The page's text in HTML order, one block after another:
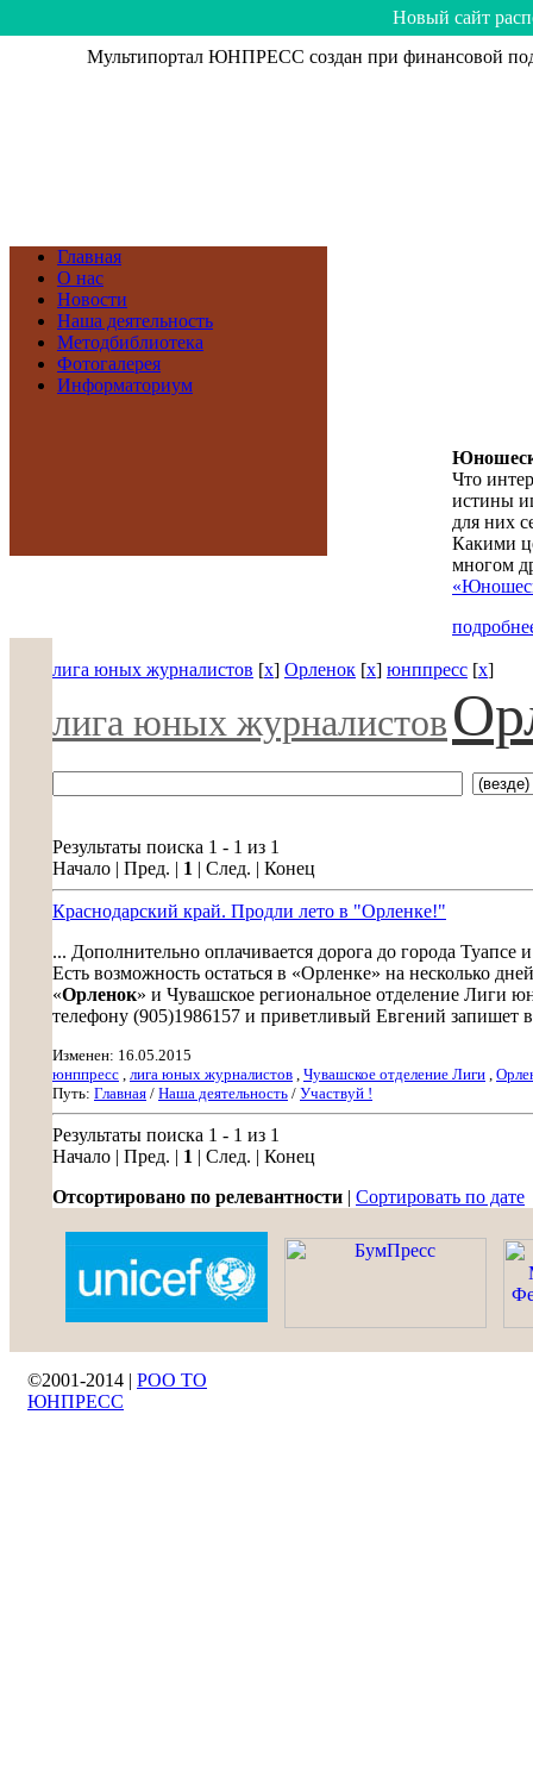
Hoвый caйт
Мультипортал ЮНПРЕСС создан при финансовой
Главная
О нас
Новости
Наша деятельность
Методбиблиотека
Фотогалерея
Информаториум
Что
истины
для них
Какими
многом
лига юных журналистов [x] Орленок [x] юнппресс [x]
лига юных журналистов
Результаты поиска 1 - 1 из 1
Начало | Пред. | 1 | След. | Конец
Краснодарский край. Продли лето в "Орленке!"
... Дополнительно оплачивается дорога до города Туапсе
Есть возможность остаться в «Орленке» на несколько
«Орленок» и Чувашское региональное отделение Лиги
телефону (905)1986157 и приветливый Евгений запишет
Изменен: 16.05.2015
юнппресс , лига юных журналистов , Чувашское отделение Лиги ,
Путь: Главная / Наша деятельность / Участвуй !
Результаты поиска 1 - 1 из 1
Начало | Пред. | 1 | След. | Конец
Отсортировано по релевантности | Сортировать по дате
©2001-2014 | РОО ТО
ЮНПРЕСС